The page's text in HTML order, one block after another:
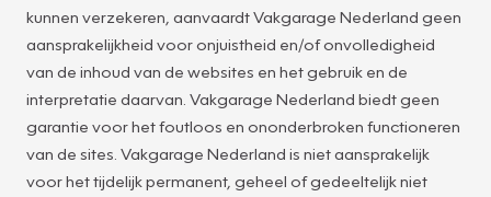
kunnen verzekeren, aanvaardt Vakgarage Nederland geen
aansprakelijkheid voor onjuistheid en/of onvolledigheid
van de inhoud van de websites en het gebruik en de
interpretatie daarvan. Vakgarage Nederland biedt geen
garantie voor het foutloos en ononderbroken functioneren
van de sites. Vakgarage Nederland is niet aansprakelijk
voor het tijdelijk permanent, geheel of gedeeltelijk niet